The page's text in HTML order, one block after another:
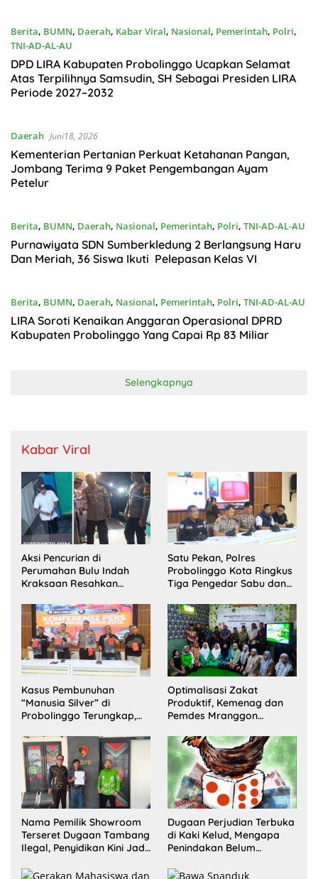
Berita, BUMN, Daerah, Kabar Viral, Nasional, Pemerintah, Polri,
TNI-AD-AL-AU
Juni19, 2026
DPD LIRA Kabupaten Probolinggo Ucapkan Selamat
Atas Terpilihnya Samsudin, SH Sebagai Presiden LIRA
Periode 2027–2032
Daerah Juni18, 2026
Kementerian Pertanian Perkuat Ketahanan Pangan,
Jombang Terima 9 Paket Pengembangan Ayam
Petelur
Berita, BUMN, Daerah, Nasional, Pemerintah, Polri, TNI-AD-AL-AU
Juni17, 2026
Purnawiyata SDN Sumberkledung 2 Berlangsung Haru
Dan Meriah, 36 Siswa Ikuti Pelepasan Kelas VI
Berita, BUMN, Daerah, Nasional, Pemerintah, Polri, TNI-AD-AL-AU
Juni17, 2026
LIRA Soroti Kenaikan Anggaran Operasional DPRD
Kabupaten Probolinggo Yang Capai Rp 83 Miliar
Selengkapnya
Kabar Viral
Aksi Pencurian di
Perumahan Bulu Indah
Kraksaan Resahkan
Satu Pekan, Polres
Probolinggo Kota Ringkus
Tiga Pengedar Sabu dan
Kasus Pembunuhan
“Manusia Silver” di
Probolinggo Terungkap,
Satu Buron
Optimalisasi Zakat
Produktif, Kemenag dan
Pemdes Mranggon
Pelaksana Kampung
Zakat
Nama Pemilik Showroom
Terseret Dugaan Tambang
Ilegal, Penyidikan Kini Jadi
Dugaan Perjudian Terbuka
di Kaki Kelud, Mengapa
Penindakan Belum